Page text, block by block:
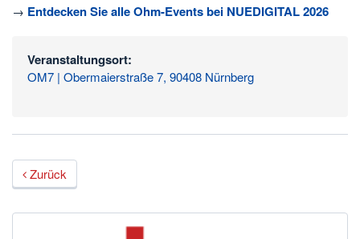
→ Entdecken Sie alle Ohm-Events bei NUEDIGITAL 2026
Veranstaltungsort:
OM7 | Obermaierstraße 7, 90408 Nürnberg
Zurück